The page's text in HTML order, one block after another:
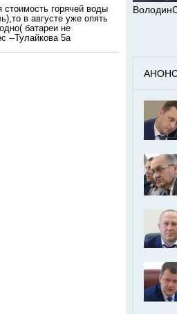
стоимость горячей воды
в августе уже опять
батареи не
--Тулайкова 5а